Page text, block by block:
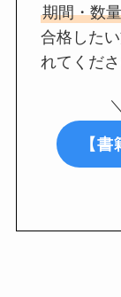
期間・数
合格した
れてくださ
【